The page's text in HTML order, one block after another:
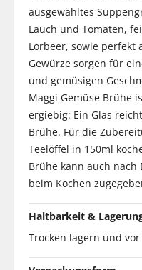
ausgewähltes
Lauch und Tomaten,
Lorbeer, sowie perfekt
Gewürze sorgen für
und gemüsigen
Maggi Gemüse Brühe
ergiebig: Ein Glas
Brühe. Für die
Teelöffel in 150ml
Brühe kann auch
beim Kochen
Haltbarkeit &
Trocken lagern und